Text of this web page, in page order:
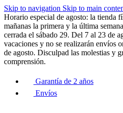
Skip to navigation Skip to main
Horario especial de agosto: la tienda
mañanas la primera y la última
cerrada el sábado 29. Del 7 al 23 de
vacaciones y no se realizarán envíos
de agosto. Disculpad las molestias y
comprensión.
Garantía de 2 años
Envíos